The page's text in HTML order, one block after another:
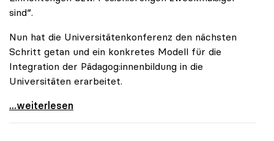
sind“.
Nun hat die Universitätenkonferenz den nächsten
Schritt getan und ein konkretes Modell für die
Integration der Pädagog:innenbildung in die
Universitäten erarbeitet.
Schools of Education an den Universitäten: Für
...weiterlesen